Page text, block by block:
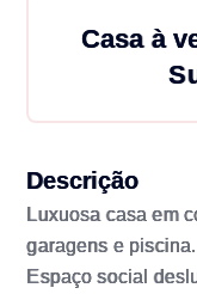
Casa à
Descrição
Luxuosa casa em
garagens e piscina.
Espaço social